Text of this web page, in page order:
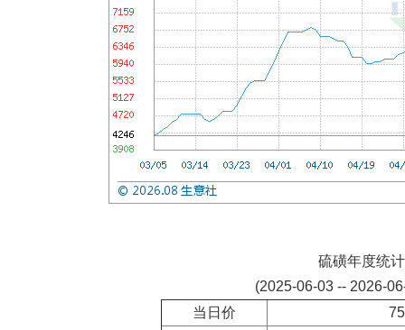
硫磺年度统计
(2025-06-03 -- 2026-
当日价